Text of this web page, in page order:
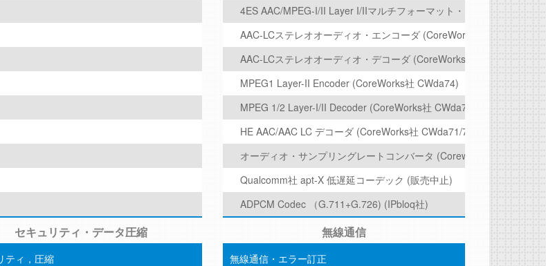
4ES AAC/MPEG-I/II Layer I/IIマルチフォーマット・オーディオデコ
AAC-LCステレオオーディオ・エンコーダ (CoreWorks社 CWda84)
AAC-LCステレオオーディオ・デコーダ (CoreWorks社 CWda87)
MPEG1 Layer-II Encoder (CoreWorks社 CWda74)
MPEG 1/2 Layer-I/II Decoder (CoreWorks社 CWda75)
HE AAC/AAC LC デコーダ (CoreWorks社 CWda71/73)
オーディオ・サンプリングレートコンバータ (Coreworks社 CWda5X)
Qualcomm社 apt-X 低遅延コーデック (販売中止)
ADPCM Codec （G.711+G.726) (IPbloq社)
セキュリティ・データ圧縮
ティ，圧縮
無線通信
無線通信・エラー訂正